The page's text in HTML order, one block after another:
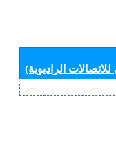
الراديوية)